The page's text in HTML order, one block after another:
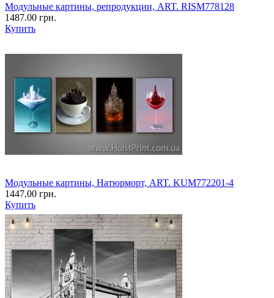
Модульные картины, репродукции, ART. RISM778128
1487.00 грн.
Купить
Модульные картины, Натюрморт, ART. KUM772201-4
1447.00 грн.
Купить